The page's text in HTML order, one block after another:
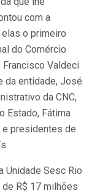
com a
o primeiro
do Comércio
Francisco Valdeci
da entidade, José
da CNC,
Estado, Fátima
e presidentes de
Unidade Sesc Rio
R$ 17 milhões